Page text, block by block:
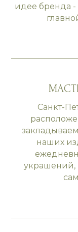
идее бренда -
Санкт-
наших
украшений,